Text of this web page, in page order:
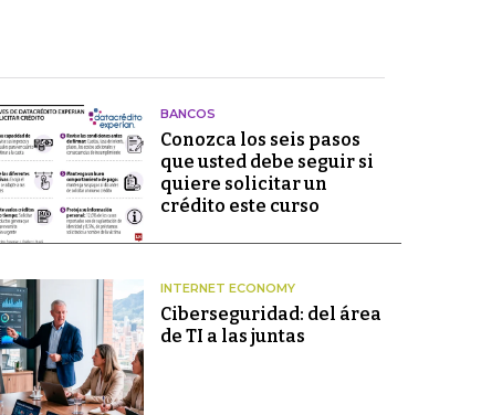
BANCOS
Conozca los seis pasos
que usted debe seguir si
quiere solicitar un
crédito este curso
INTERNET ECONOMY
Ciberseguridad: del área
de TI a las juntas